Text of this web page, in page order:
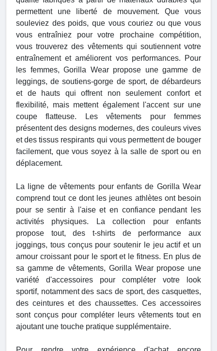
permettent une liberté de mouvement. Que vous
souleviez des poids, que vous couriez ou que vous
vous entraîniez pour votre prochaine compétition,
vous trouverez des vêtements qui soutiennent votre
entraînement et améliorent vos performances. Pour
les femmes, Gorilla Wear propose une gamme de
leggings, de soutiens-gorge de sport, de débardeurs
et de hauts qui offrent non seulement confort et
flexibilité, mais mettent également l'accent sur une
coupe flatteuse. Les vêtements pour femmes
présentent des designs modernes, des couleurs vives
et des tissus respirants qui vous permettent de bouger
facilement, que vous soyez à la salle de sport ou en
déplacement.
La ligne de vêtements pour enfants de Gorilla Wear
comprend tout ce dont les jeunes athlètes ont besoin
pour se sentir à l'aise et en confiance pendant les
activités physiques. La collection pour enfants
propose tout, des t-shirts de performance aux
joggings, tous conçus pour soutenir le jeu actif et un
amour croissant pour le sport et le fitness. En plus de
sa gamme de vêtements, Gorilla Wear propose une
variété d'accessoires pour compléter votre look
sportif, notamment des sacs de sport, des casquettes,
des ceintures et des chaussettes. Ces accessoires
sont conçus pour compléter leurs vêtements tout en
ajoutant une touche pratique supplémentaire.